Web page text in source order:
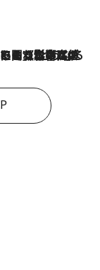
いつまで続く？《エネルギー専門家に聞く“どうなる日本の暮らし”》